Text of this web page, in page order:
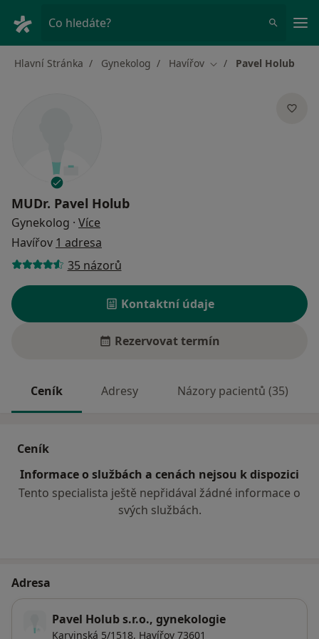
Co hledáte?
Hlavní Stránka Gynekolog Havířov Změna města
Pavel Holub
MUDr. Pavel Holub
Gynekolog · Více
Havířov 1 adresa
35 názorů
Kontaktní údaje
Rezervovat termín
Ceník Adresy Názory pacientů (35)
Ceník
Informace o službách a cenách nejsou k dispozici
Tento specialista ještě nepřidával žádné informace o
svých službách.
Adresa
Pavel Holub s.r.o., gynekologie
Karvinská 5/1518, Havířov 73601